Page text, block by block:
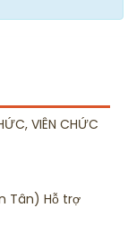
VIÊN CHỨC
Tân) Hỗ trợ